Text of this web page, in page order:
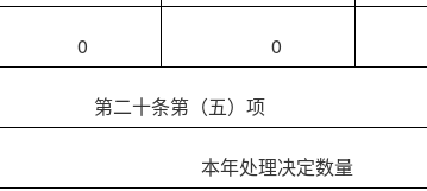
0 0
第二十条第（五）项
本年处理决定数量